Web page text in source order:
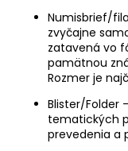
Numisbrief/
zvyčajne
zatavená vo
pamätnou
Rozmer je
Blister/Folder
tematických
prevedenia a